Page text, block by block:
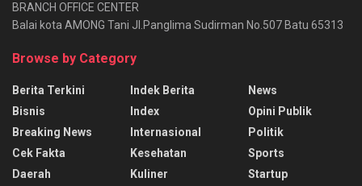
BRANCH OFFICE CENTER
Balai kota AMONG Tani Jl.Panglima Sudirman No.507 Batu 65313
Browse by Category
Berita Terkini
Bisnis
Breaking News
Cek Fakta
Daerah
Indek Berita
Index
Internasional
Kesehatan
Kuliner
News
Opini Publik
Politik
Sports
Startup